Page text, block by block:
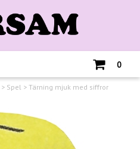
0
> Spel > Tärning mjuk med siffror